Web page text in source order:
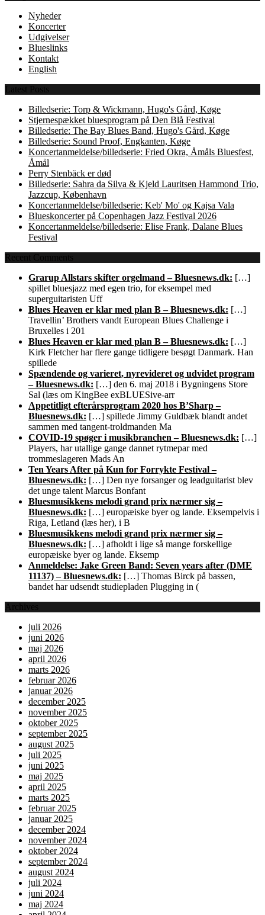
Nyheder
Koncerter
Udgivelser
Blueslinks
Kontakt
English
Latest Posts
Billedserie: Torp & Wickmann, Hugo's Gård, Køge
Stjernespækket bluesprogram på Den Blå Festival
Billedserie: The Bay Blues Band, Hugo's Gård, Køge
Billedserie: Sound Proof, Engkanten, Køge
Koncertanmeldelse/billedserie: Fried Okra, Åmåls Bluesfest,
Åmål
Perry Stenbäck er død
Billedserie: Sahra da Silva & Kjeld Lauritsen Hammond Trio,
Jazzcup, København
Koncertanmeldelse/billedserie: Keb' Mo' og Kajsa Vala
Blueskoncerter på Copenhagen Jazz Festival 2026
Koncertanmeldelse/billedserie: Elise Frank, Dalane Blues
Festival
Recent Comments
Grarup Allstars skifter orgelmand – Bluesnews.dk: […]
spillet bluesjazz med egen trio, for eksempel med
superguitaristen Uff
Blues Heaven er klar med plan B – Bluesnews.dk: […]
Travellin’ Brothers vandt European Blues Challenge i
Bruxelles i 201
Blues Heaven er klar med plan B – Bluesnews.dk: […]
Kirk Fletcher har flere gange tidligere besøgt Danmark. Han
spillede
Spændende og varieret, nyrevideret og udvidet program
– Bluesnews.dk: […] den 6. maj 2018 i Bygningens Store
Sal (læs om KingBee exBLUESive-arr
Appetitligt efterårsprogram 2020 hos B’Sharp –
Bluesnews.dk: […] spillede Jimmy Guldbæk blandt andet
sammen med tangent-troldmanden Ma
COVID-19 spøger i musikbranchen – Bluesnews.dk: […]
Players, har utallige gange dannet rytmepar med
trommeslageren Mads An
Ten Years After på Kun for Forrykte Festival –
Bluesnews.dk: […] Den nye forsanger og leadguitarist blev
det unge talent Marcus Bonfant
Bluesmusikkens melodi grand prix nærmer sig –
Bluesnews.dk: […] europæiske byer og lande. Eksempelvis i
Riga, Letland (læs her), i B
Bluesmusikkens melodi grand prix nærmer sig –
Bluesnews.dk: […] afholdt i lige så mange forskellige
europæiske byer og lande. Eksemp
Anmeldelse: Jake Green Band: Seven years after (DME
11137) – Bluesnews.dk: […] Thomas Birck på bassen,
bandet har udsendt studiepladen Plugging in (
Archives
juli 2026
juni 2026
maj 2026
april 2026
marts 2026
februar 2026
januar 2026
december 2025
november 2025
oktober 2025
september 2025
august 2025
juli 2025
juni 2025
maj 2025
april 2025
marts 2025
februar 2025
januar 2025
december 2024
november 2024
oktober 2024
september 2024
august 2024
juli 2024
juni 2024
maj 2024